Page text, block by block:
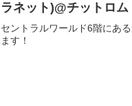
ラネット)@チットロム
セントラルワールド6階にあ
ます！